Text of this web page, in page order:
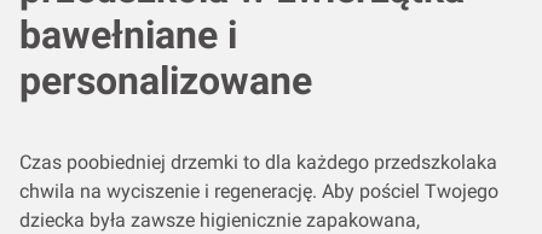
bawełniane i
personalizowane
Czas poobiedniej drzemki to dla każdego przedszkolaka
chwila na wyciszenie i regenerację. Aby pościel Twojego
dziecka była zawsze higienicznie zapakowana,